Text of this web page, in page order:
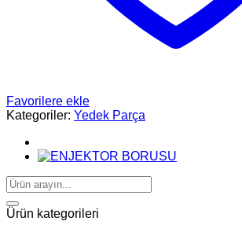
Favorilere ekle
Kategoriler: Yedek Parça
Ara:
Ürün kategorileri